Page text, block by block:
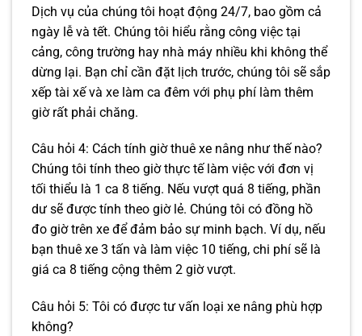
Dịch vụ của chúng tôi hoạt động 24/7, bao gồm cả
ngày lễ và tết. Chúng tôi hiểu rằng công việc tại
cảng, công trường hay nhà máy nhiều khi không thể
dừng lại. Bạn chỉ cần đặt lịch trước, chúng tôi sẽ sắp
xếp tài xế và xe làm ca đêm với phụ phí làm thêm
giờ rất phải chăng.
Câu hỏi 4: Cách tính giờ thuê xe nâng như thế nào?
Chúng tôi tính theo giờ thực tế làm việc với đơn vị
tối thiểu là 1 ca 8 tiếng. Nếu vượt quá 8 tiếng, phần
dư sẽ được tính theo giờ lẻ. Chúng tôi có đồng hồ
đo giờ trên xe để đảm bảo sự minh bạch. Ví dụ, nếu
bạn thuê xe 3 tấn và làm việc 10 tiếng, chi phí sẽ là
giá ca 8 tiếng cộng thêm 2 giờ vượt.
Câu hỏi 5: Tôi có được tư vấn loại xe nâng phù hợp
không?